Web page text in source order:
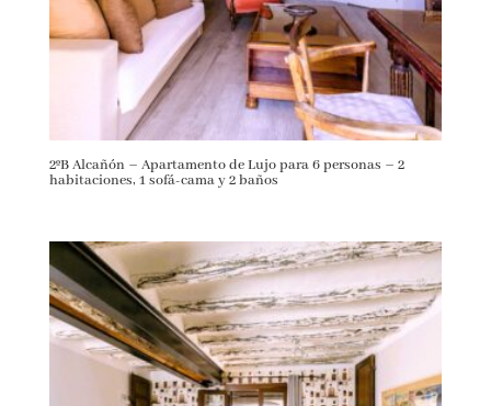
2ºB Alcañón – Apartamento de Lujo para 6 personas – 2
habitaciones, 1 sofá-cama y 2 baños